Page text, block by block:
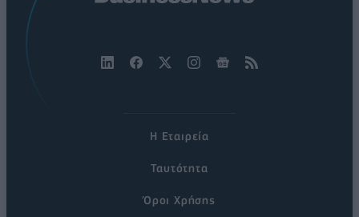
Η Εταιρεία
Ταυτότητα
Όροι Χρήσης